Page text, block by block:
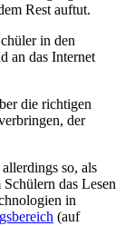
Rest auftut.
in den
an das Internet
die richtigen
der
so, als
das Lesen
in
(auf